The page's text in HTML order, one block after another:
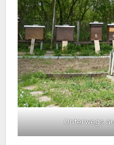
Unterwegs